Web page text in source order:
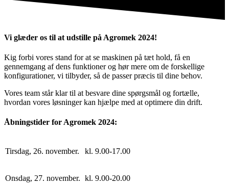
Vi glæder os til at udstille på Agromek 2024!
Kig forbi vores stand for at se maskinen på tæt hold, få en
gennemgang af dens funktioner og hør mere om de forskellige
konfigurationer, vi tilbyder, så de passer præcis til dine behov.
Vores team står klar til at besvare dine spørgsmål og fortælle,
hvordan vores løsninger kan hjælpe med at optimere din drift.
Åbningstider for Agromek 2024:
Tirsdag, 26. november. kl. 9.00-17.00
Onsdag, 27. november. kl. 9.00-20.00